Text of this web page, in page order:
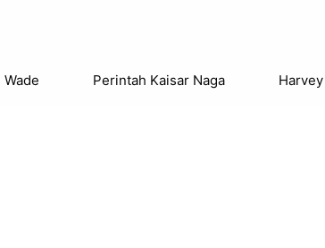
Perintah Kaisar Naga